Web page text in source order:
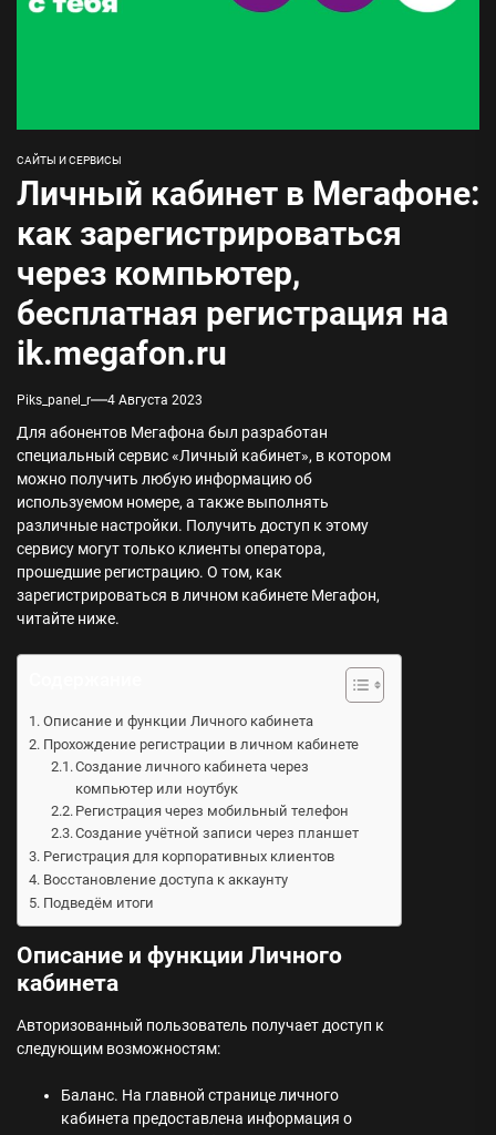
САЙТЫ И СЕРВИСЫ
Личный кабинет в Мегафоне:
как зарегистрироваться
через компьютер,
бесплатная регистрация на
ik.megafon.ru
Piks_panel_r 4 Августа 2023
Для абонентов Мегафона был разработан
специальный сервис «Личный кабинет», в котором
можно получить любую информацию об
используемом номере, а также выполнять
различные настройки. Получить доступ к этому
сервису могут только клиенты оператора,
прошедшие регистрацию. О том, как
зарегистрироваться в личном кабинете Мегафон,
читайте ниже.
Описание и функции Личного кабинета
Прохождение регистрации в личном кабинете
Создание личного кабинета через
компьютер или ноутбук
Регистрация через мобильный телефон
Создание учётной записи через планшет
Регистрация для корпоративных клиентов
Восстановление доступа к аккаунту
Подведём итоги
Описание и функции Личного
кабинета
Авторизованный пользователь получает доступ к
следующим возможностям:
Баланс. На главной странице личного
кабинета предоставлена информация о